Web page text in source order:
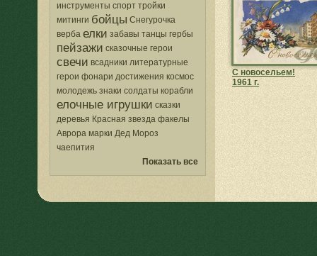
инструменты спорт тройки
митинги бойцы Снегурочка
верба елки забавы танцы гербы
пейзажи сказочные герои
свечи всадники литературные
герои фонари достижения космос
молодежь знаки солдаты корабли
елочные игрушки сказки
деревья Красная звезда факелы
Аврора марки Дед Мороз
чаепития
Показать все
С новосельем!
1961 г.